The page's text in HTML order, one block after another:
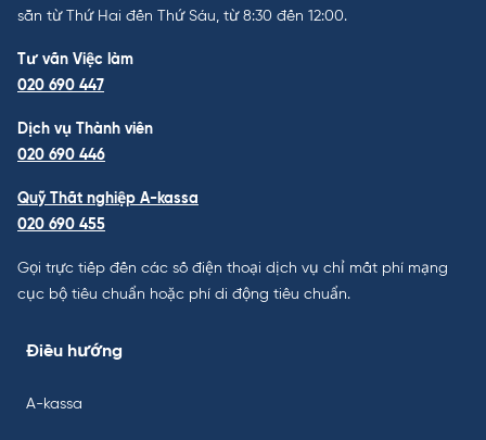
sẵn từ Thứ Hai đến Thứ Sáu, từ 8:30 đến 12:00.
Tư vấn Việc làm
020 690 447
Dịch vụ Thành viên
020 690 446
Quỹ Thất nghiệp A-kassa
020 690 455
Gọi trực tiếp đến các số điện thoại dịch vụ chỉ mất phí mạng
cục bộ tiêu chuẩn hoặc phí di động tiêu chuẩn.
Điều hướng
A-kassa